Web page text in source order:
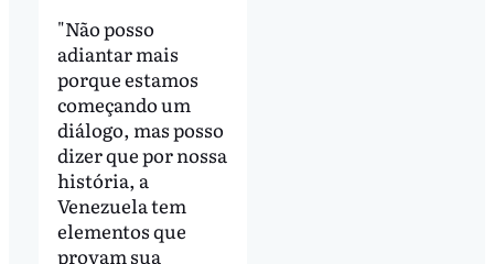
"Não posso
adiantar mais
porque estamos
começando um
diálogo, mas posso
dizer que por nossa
história, a
Venezuela tem
elementos que
provam sua